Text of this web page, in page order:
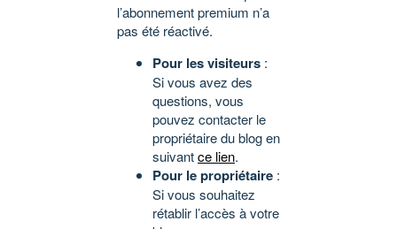
l’abonnement premium n’a
pas été réactivé.
Pour les visiteurs :
Si vous avez des
questions, vous
pouvez contacter le
propriétaire du blog en
suivantce lien.
Pour le propriétaire :
Si vous souhaitez
rétablir l’accès à votre